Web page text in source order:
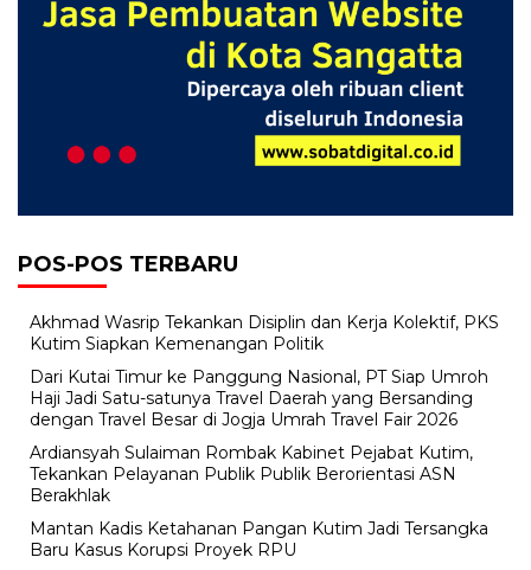
POS-POS TERBARU
Akhmad Wasrip Tekankan Disiplin dan Kerja Kolektif, PKS
Kutim Siapkan Kemenangan Politik
Dari Kutai Timur ke Panggung Nasional, PT Siap Umroh
Haji Jadi Satu-satunya Travel Daerah yang Bersanding
dengan Travel Besar di Jogja Umrah Travel Fair 2026
Ardiansyah Sulaiman Rombak Kabinet Pejabat Kutim,
Tekankan Pelayanan Publik Publik Berorientasi ASN
Berakhlak
Mantan Kadis Ketahanan Pangan Kutim Jadi Tersangka
Baru Kasus Korupsi Proyek RPU